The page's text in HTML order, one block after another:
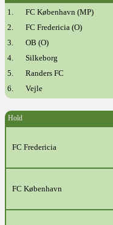
1. FC København (MP)
2.
FC Fredericia (O)
3.
OB (O)
4.
Silkeborg
5.
Randers FC
6.
Vejle
Hold
FC Fredericia
FC København